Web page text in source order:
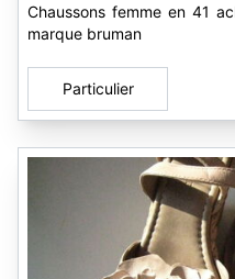
Chaussons femme en 41
marque bruman
Particulier